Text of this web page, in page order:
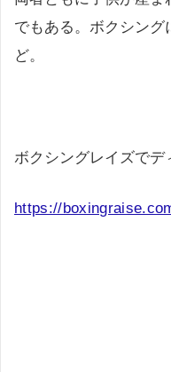
でもある。ボクシン
ど。
ボクシングレイズでデ
https://